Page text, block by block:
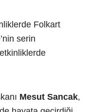
Folkart
serin
Mesut Sancak,